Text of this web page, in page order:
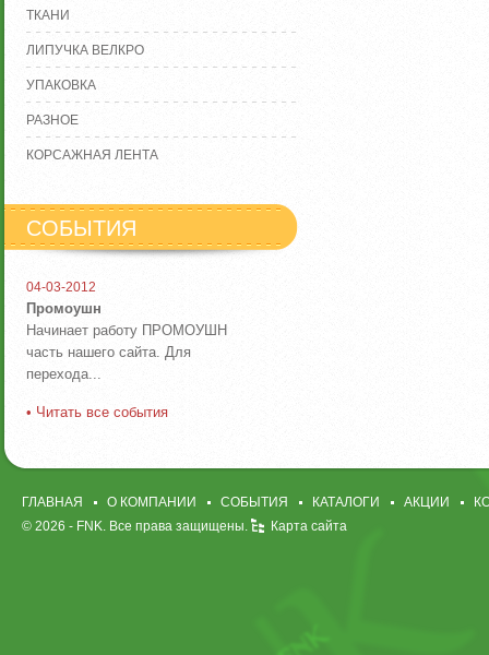
ТКАНИ
ЛИПУЧКА ВЕЛКРО
УПАКОВКА
РАЗНОЕ
КОРСАЖНАЯ ЛЕНТА
СОБЫТИЯ
04-03-2012
Промоушн
Начинает работу ПРОМОУШН
часть нашего сайта. Для
перехода...
• Читать все события
ГЛАВНАЯ О КОМПАНИИ СОБЫТИЯ КАТАЛОГИ АКЦИИ
© 2026 - FNK. Все права защищены. Карта сайта